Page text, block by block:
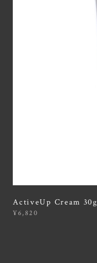
ActiveUp Cream 30g
¥6,820